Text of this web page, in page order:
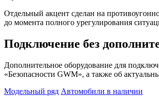
Отдельный акцент сделан на
до момента полного урегулирования
Подключение без
Дополнительное оборудование для
«Безопасности GWM», а также об
Модельный ряд Автомобили в наличии